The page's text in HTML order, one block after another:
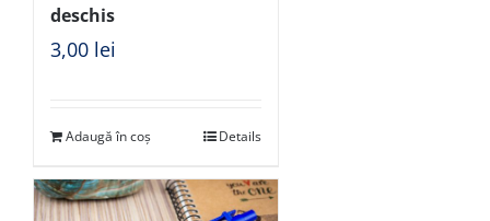
deschis
3,00 lei
Adaugă în coș Details